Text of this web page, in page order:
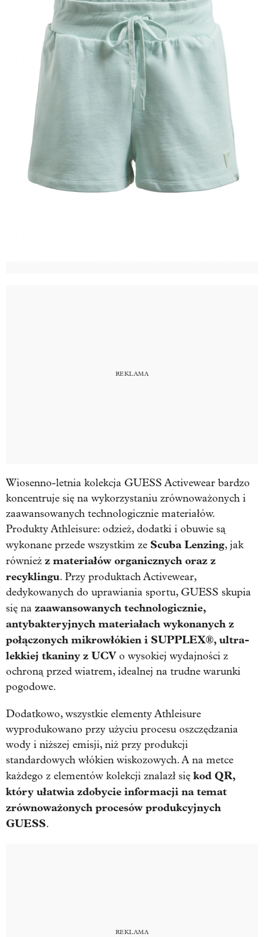
Wiosenno-letnia kolekcja GUESS Activewear bardzo
koncentruje się na wykorzystaniu zrównoważonych i
zaawansowanych technologicznie materiałów.
Produkty Athleisure: odzież, dodatki i obuwie są
wykonane przede wszystkim ze Scuba Lenzing, jak
również z materiałów organicznych oraz z
recyklingu. Przy produktach Activewear,
dedykowanych do uprawiania sportu, GUESS skupia
się na zaawansowanych technologicznie,
antybakteryjnych materiałach wykonanych z
połączonych mikrowłókien i SUPPLEX®, ultra-
lekkiej tkaniny z UCV o wysokiej wydajności z
ochroną przed wiatrem, idealnej na trudne warunki
pogodowe.
Dodatkowo, wszystkie elementy Athleisure
wyprodukowano przy użyciu procesu oszczędzania
wody i niższej emisji, niż przy produkcji
standardowych włókien wiskozowych. A na metce
każdego z elementów kolekcji znalazł się kod QR,
który ułatwia zdobycie informacji na temat
zrównoważonych procesów produkcyjnych
GUESS.